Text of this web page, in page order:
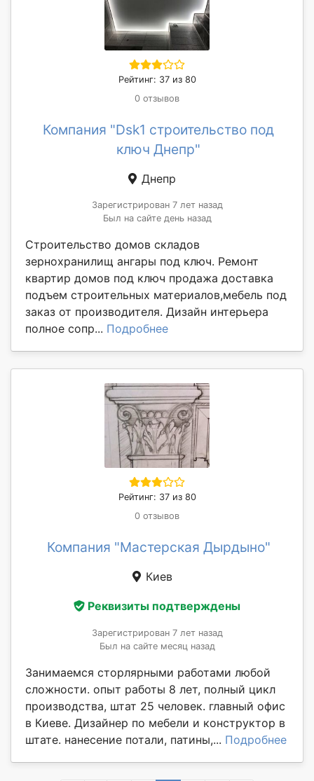
Рейтинг: 37 из 80
0 отзывов
Компания "Dsk1 строительство под
ключ Днепр"
Днепр
Зарегистрирован 7 лет назад
Был на сайте день назад
Строительство домов складов
зернохранилищ ангары под ключ. Ремонт
квартир домов под ключ продажа доставка
подъем строительных материалов,мебель под
заказ от производителя. Дизайн интерьера
полное сопр... Подробнее
Рейтинг: 37 из 80
0 отзывов
Компания "Мастерская Дырдыно"
Киев
Реквизиты подтверждены
Зарегистрирован 7 лет назад
Был на сайте месяц назад
Занимаемся сторлярными работами любой
сложности. опыт работы 8 лет, полный цикл
производства, штат 25 человек. главный офис
в Киеве. Дизайнер по мебели и конструктор в
штате. нанесение потали, патины,... Подробнее